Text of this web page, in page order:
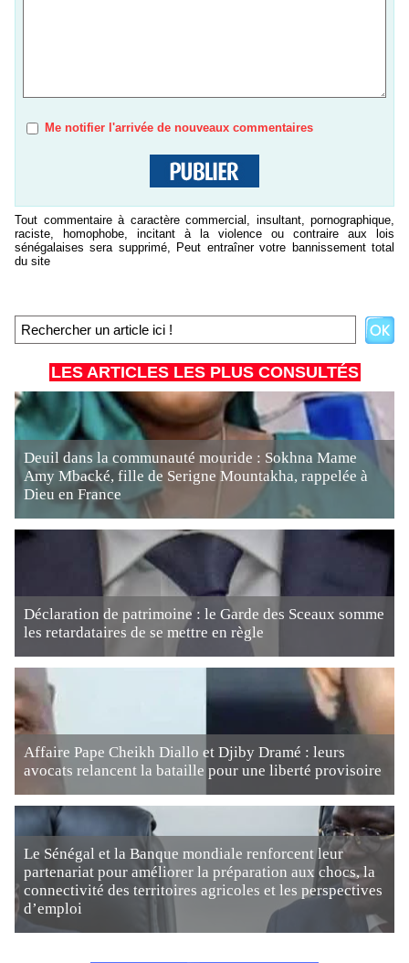
Me notifier l'arrivée de nouveaux commentaires
Tout commentaire à caractère commercial, insultant, pornographique,
raciste, homophobe, incitant à la violence ou contraire aux lois
sénégalaises sera supprimé, Peut entraîner votre bannissement total
du site
LES ARTICLES LES PLUS CONSULTÉS
Deuil dans la communauté mouride : Sokhna Mame
Amy Mbacké, fille de Serigne Mountakha, rappelée à
Dieu en France
Déclaration de patrimoine : le Garde des Sceaux somme
les retardataires de se mettre en règle
Affaire Pape Cheikh Diallo et Djiby Dramé : leurs
avocats relancent la bataille pour une liberté provisoire
Le Sénégal et la Banque mondiale renforcent leur
partenariat pour améliorer la préparation aux chocs, la
connectivité des territoires agricoles et les perspectives
d’emploi